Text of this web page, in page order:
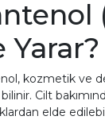
Yarar?
kozmetik ve
Cilt
elde